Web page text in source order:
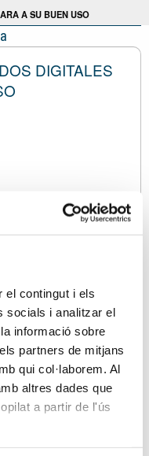
el contingut i els
socials i analitzar el
informació sobre
partners de mitjans
qui col·laborem. Al
altres dades que
a partir de l'ús
A SU BUEN USO
DIGITALES
a